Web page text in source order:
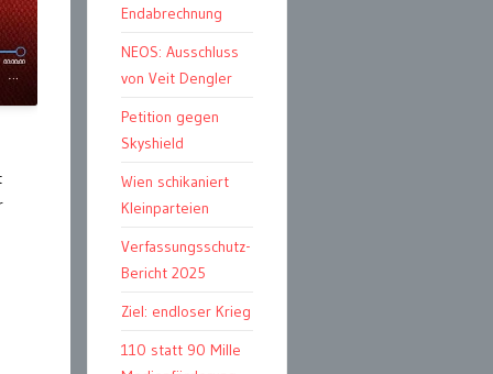
Endabrechnung
NEOS: Ausschluss
von Veit Dengler
Petition gegen
Skyshield
Wien schikaniert
Kleinparteien
Verfassungsschutz-
Bericht 2025
Ziel: endloser Krieg
110 statt 90 Mille